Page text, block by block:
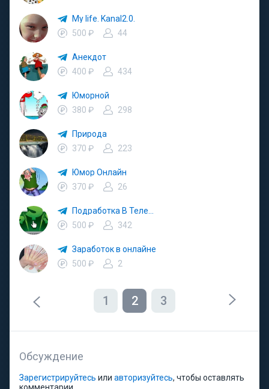
My life. Kanal2.0.
500 ₽
44
Анекдот
400 ₽
434
Юморной
380 ₽
298
Природа
370 ₽
223
Юмор Онлайн
370 ₽
26
500 ₽
342
Заработок в онлайне
500 ₽
2
1 2 3
Обсуждение
Зарегистрируйтесь или авторизуйтесь, чтобы оставлять